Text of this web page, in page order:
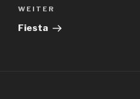
Nächster
Beitrag
WEITER
Fiesta